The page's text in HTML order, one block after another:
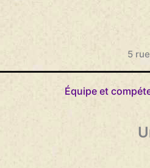
5
Équipe et